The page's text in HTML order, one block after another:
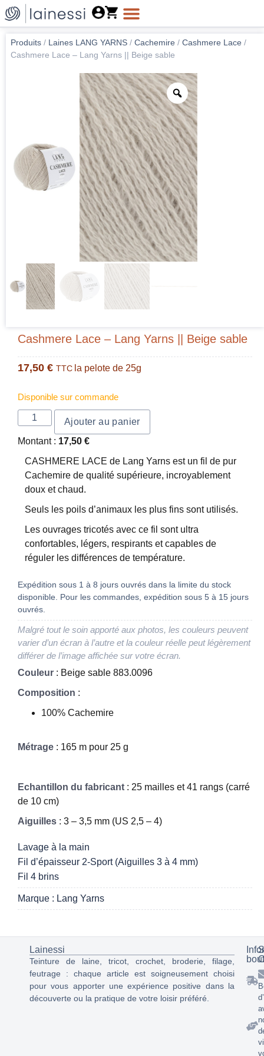
Produits / Laines LANG YARNS / Cachemire / Cashmere Lace /
Cashmere Lace – Lang Yarns || Beige sable
Cashmere Lace – Lang Yarns || Beige sable
17,50 € TTC la pelote de 25g
Disponible sur commande
Ajouter au panier
Montant : 17,50 €
CASHMERE LACE de Lang Yarns est un fil de pur
Cachemire de qualité supérieure, incroyablement
doux et chaud.
Seuls les poils d’animaux les plus fins sont utilisés.
Les ouvrages tricotés avec ce fil sont ultra
confortables, légers, respirants et capables de
réguler les différences de température.
Expédition sous 1 à 8 jours ouvrés dans la limite du stock
disponible. Pour les commandes, expédition sous 5 à 15 jours
ouvrés.
Malgré tout le soin apporté aux photos, les couleurs peuvent
varier d’un écran à l’autre et la couleur réelle peut légèrement
différer de l’image affichée sur votre écran.
Couleur : Beige sable 883.0096
Composition :
100% Cachemire
Métrage : 165 m pour 25 g
Echantillon du fabricant : 25 mailles et 41 rangs (carré
de 10 cm)
Aiguilles : 3 – 3,5 mm (US 2,5 – 4)
Lavage à la main
Fil d’épaisseur 2-Sport (Aiguilles 3 à 4 mm)
Fil 4 brins
Marque : Lang Yarns
Lainessi
Teinture de laine, tricot, crochet, broderie, filage,
feutrage : chaque article est soigneusement choisi
pour vous apporter une expérience positive dans la
découverte ou la pratique de votre loisir préféré.